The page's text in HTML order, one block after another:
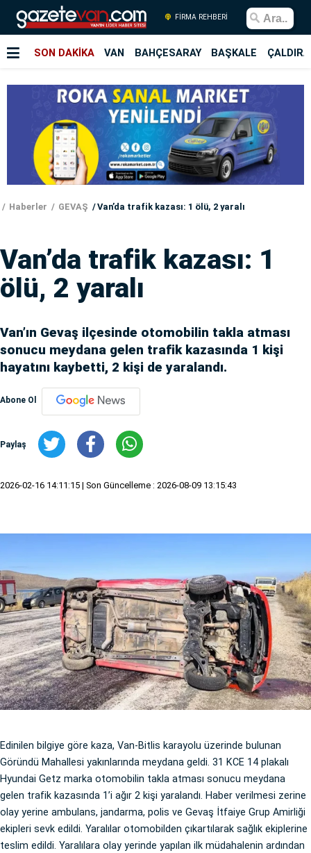
FİRMA REHBERİ
SON DAKİKA VAN BAHÇESARAY BAŞKALE
Haberler GEVAŞ Van’da trafik kazası: 1 ölü, 2 yaralı
Van’da trafik kazası: 1
ölü, 2 yaralı
Van’ın Gevaş ilçesinde otomobilin takla atması
sonucu meydana gelen trafik kazasında 1 kişi
hayatını kaybetti, 2 kişi de yaralandı.
Abone Ol
Paylaş
2026-02-16 14:11:15 | Son Güncelleme : 2026-08-09 13:15:43
Edinilen bilgiye göre kaza, Van-Bitlis karayolu üzerinde bulunan
Göründü Mahallesi yakınlarında meydana geldi. 31 KCE 14 plakalı
Hyundai Getz marka otomobilin takla atması sonucu meydana
gelen trafik kazasında 1’i ağır 2 kişi yaralandı. Haber verilmesi zerine
olay yerine ambulans, jandarma, polis ve Gevaş İtfaiye Grup Amirliği
ekipleri sevk edildi. Yaralılar otomobilden çıkartılarak sağlık ekiplerine
teslim edildi. Yaralılara olay yerinde yapılan ilk müdahalenin ardından